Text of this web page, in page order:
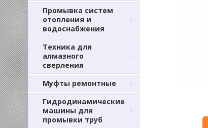
Промывка систем
отопления и
водоснабжения
Техника для
алмазного
сверления
Муфты ремонтные
Гидродинамические
машины для
промывки труб